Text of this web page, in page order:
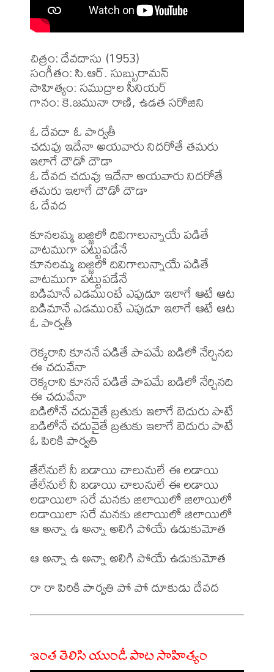
చిత్రం: దేవదాసు (1953)
సంగీతం: సి.ఆర్. సుబ్బురామన్
సాహిత్యం: సముద్రాల సీనియర్
గానం: కె.జమునా రాణి, ఉడత సరోజిని
ఓ దేవదా ఓ పార్వతీ
చదువు ఇదేనా అయవారు నిదరోతే తమరు
ఇలాగే దౌడో దౌడా
ఓ దేవద చదువు ఇదేనా అయవారు నిదరోతే
తమరు ఇలాగే దౌడో దౌడా
ఓ దేవద
కూనలమ్మ బజ్జిలో దివిగాలున్నాయే పడితే
వాటముగా పట్టుపడేనే
కూనలమ్మ బజ్జిలో దివిగాలున్నాయే పడితే
వాటముగా పట్టుపడేనే
బడిమానే ఎడముంటే ఎపుడూ ఇలాగే ఆటే ఆట
బడిమానే ఎడముంటే ఎపుడూ ఇలాగే ఆటే ఆట
ఓ పార్వతీ
రెక్కరాని కూననే పడితే పాపమే బడిలో నేర్చినది
ఈ చదువేనా
రెక్కరాని కూననే పడితే పాపమే బడిలో నేర్చినది
ఈ చదువేనా
బడిలోనే చదువైతే బ్రతుకు ఇలాగే బెదురు పాటే
బడిలోనే చదువైతే బ్రతుకు ఇలాగే బెదురు పాటే
ఓ పిరికి పార్వతి
తేలేనులే నీ బడాయి చాలునులే ఈ లడాయి
తేలేనులే నీ బడాయి చాలునులే ఈ లడాయి
లడాయిలా సరే మనకు జిలాయిలో జిలాయిలో
లడాయిలా సరే మనకు జిలాయిలో జిలాయిలో
ఆ అన్నా ఉ అన్నా అలిగి పోయే ఉడుకుమోత
ఆ అన్నా ఉ అన్నా అలిగి పోయే ఉడుకుమోత
ఇంత తెలిసి యుండీ పాట సాహిత్యం